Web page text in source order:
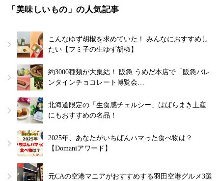
「美味しいもの」の人気記事
こんなゆず胡椒を求めていた！ みんなにおすすめし
たい【フミ子の生ゆず胡椒】
約3000種類が大集結！ 阪急 うめだ本店で「阪急バレ
ンタインチョコレート博覧会…
北海道限定の「生食感チェルシー」はばらまき土産
にもおすすめの名品！
2025年、あなたがいちばんハマった食べ物は？
【Domaniアワード】
元CAの空港マニアがおすすめする羽田空港グルメ3選